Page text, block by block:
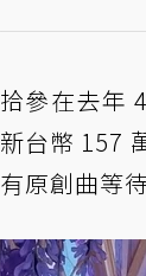
拾參在去年
新台幣 157
有原創曲等